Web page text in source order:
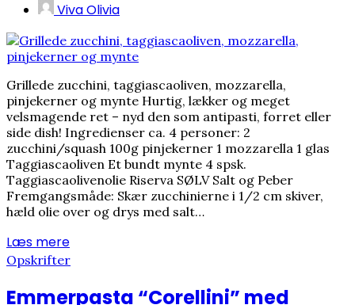
Viva Olivia
Grillede zucchini, taggiascaoliven, mozzarella,
pinjekerner og mynte Hurtig, lækker og meget
velsmagende ret – nyd den som antipasti, forret eller
side dish! Ingredienser ca. 4 personer: 2
zucchini/squash 100g pinjekerner 1 mozzarella 1 glas
Taggiascaoliven Et bundt mynte 4 spsk.
Taggiascaolivenolie Riserva SØLV Salt og Peber
Fremgangsmåde: Skær zucchinierne i 1/2 cm skiver,
hæld olie over og drys med salt…
Læs mere
Opskrifter
Emmerpasta “Corellini” med